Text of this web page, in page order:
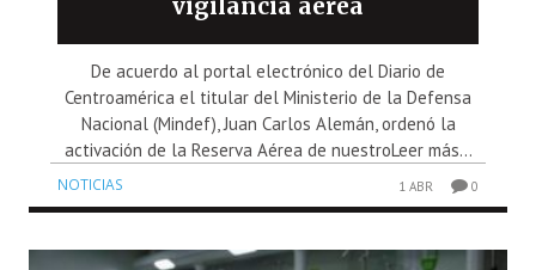
vigilancia aérea
De acuerdo al portal electrónico del Diario de
Centroamérica el titular del Ministerio de la Defensa
Nacional (Mindef), Juan Carlos Alemán, ordenó la
activación de la Reserva Aérea de nuestroLeer más...
NOTICIAS 1 ABR 0